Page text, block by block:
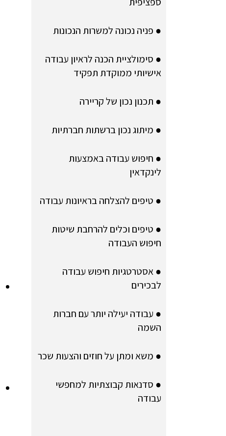
● פניה נכונה למשרות הנכונות
● סימולציית הכנה לראיון עבודה
אישיותי ממוקדת תפקיד
● תכנון נכון של קריירה
● מיתוג נכון ברשתות חברתיות
● חיפוש עבודה באמצעות
לינקדאין
● טיפים להצלחה בראיונות עבודה
● טיפים וכלים להרחבת שיטות
חיפוש העבודה
● אסטרטגיות חיפוש עבודה
לבכירים
● עבודה יעילה יותר עם חברות
השמה
● משא ומתן על חוזים והצעות שכר
● סדנאות קבוצתיות למחפשי
עבודה